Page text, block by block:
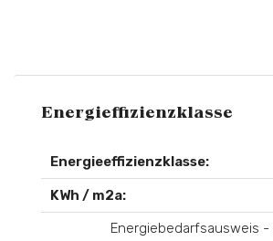
Energieffizienzklasse
Energieeffizienzklasse:
KWh / m2a:
Energiebedarfsausweis -